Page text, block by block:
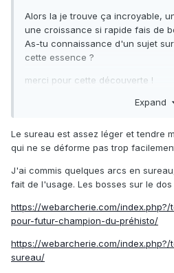
Alors la je trouve ça incroyable,
une croissance si rapide fais de
As-tu connaissance d'un sujet
cette essence ?
merci pour cette découverte !
Expand
Le sureau est assez léger et tendre
qui ne se déforme pas trop
J'ai commis quelques arcs en
fait de l'usage. Les bosses sur le
https://webarcherie.com/
pour-futur-champion-du-préhisto/
https://webarcherie.com/
sureau/